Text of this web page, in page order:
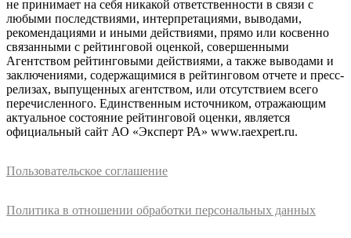
не принимает на себя никакой ответственности в связи с
любыми последствиями, интерпретациями, выводами,
рекомендациями и иными действиями, прямо или косвенно
связанными с рейтинговой оценкой, совершенными
Агентством рейтинговыми действиями, а также выводами и
заключениями, содержащимися в рейтинговом отчете и пресс-
релизах, выпущенных агентством, или отсутствием всего
перечисленного. Единственным источником, отражающим
актуальное состояние рейтинговой оценки, является
официальный сайт АО «Эксперт РА» www.raexpert.ru.
Пользовательское соглашение
Политика в отношении обработки персональных данных